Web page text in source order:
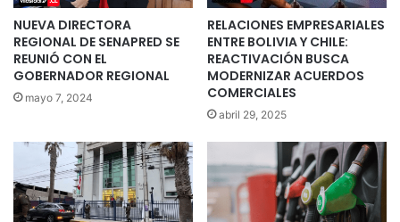
NUEVA DIRECTORA
REGIONAL DE SENAPRED SE
REUNIÓ CON EL
GOBERNADOR REGIONAL
mayo 7, 2024
RELACIONES EMPRESARIALES
ENTRE BOLIVIA Y CHILE:
REACTIVACIÓN BUSCA
MODERNIZAR ACUERDOS
COMERCIALES
abril 29, 2025